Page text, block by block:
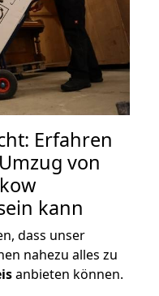
Erfahren
von
kann
dass unser
nahezu alles zu
anbieten können.